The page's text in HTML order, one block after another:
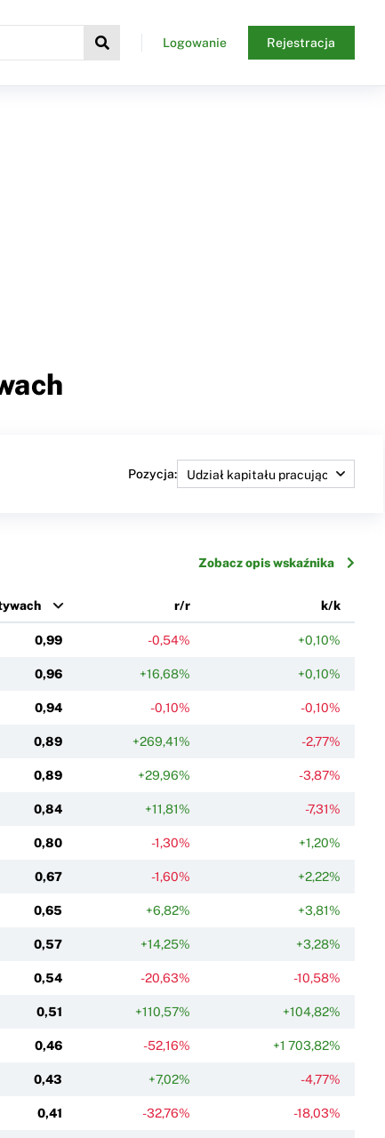
Logowanie Rejestracja
Pozycja:
Zobacz opis wskaźnika
r/r k/k
0,99 -0,54% +0,10%
0,96 +16,68% +0,10%
0,94 -0,10% -0,10%
0,89 +269,41% -2,77%
0,89 +29,96% -3,87%
0,84 +11,81% -7,31%
0,80 -1,30% +1,20%
0,67 -1,60% +2,22%
0,65 +6,82% +3,81%
0,57 +14,25% +3,28%
0,54 -20,63% -10,58%
0,51 +110,57% +104,82%
0,46 -52,16% +1 703,82%
0,43 +7,02% -4,77%
0,41 -32,76% -18,03%